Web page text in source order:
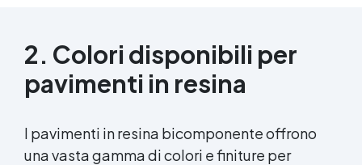
2. Colori disponibili per
pavimenti in resina
I pavimenti inresina bicomponenteoffrono
una vasta gamma di colori e finiture per